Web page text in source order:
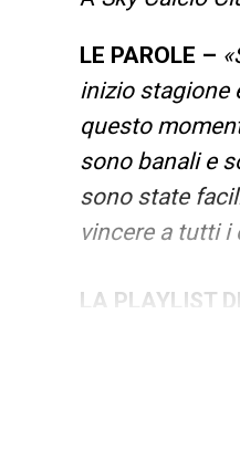
LE PAROLE –
inizio stagione
questo
sono banali e
sono state
vincere a tutti i
LA PLAYLIST